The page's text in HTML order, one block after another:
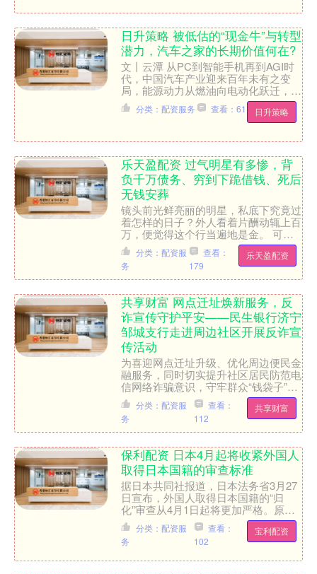
日升策略 被低估的“现金牛”与转型
潜力，汽车之家的长期价值何在?
文丨云潭 从PC到智能手机再到AGI时
代，中国汽车产业迎来百年未有之变
局，能源动力从燃油向电动化跃迁，新
能源车渗透率过半，自主品牌强势崛
起，产销连续多年位居全球....日升策略
分类：配资服务 查看：61
乐天盈配资 过气明星有多惨，背
负千万债务、穷到下跪借钱、死后
无钱安葬
镜头前光鲜亮丽的明星，私底下究竟过
着怎样的日子？外人看着片酬动辄上百
万，便觉得这个行当遍地是金。 可真
实情况是，能站在金字塔顶端的不过寥
寥数人，更多曾被聚光灯眷....乐天盈配资
分类：配资服
务
查看：
179
共享财富 网点迁址焕新服务，反
诈宣传守护平安——民生银行济宁
邹城支行走进周边社区开展反诈宣
传活动
为喜迎网点迁址升级、优化周边便民金
融服务，同时切实提升社区居民防范电
信网络诈骗意识，守牢群众“钱袋子”，
近日，民生银行济宁邹城支行以网点迁
址为契机，组织宣传小队....
共享财富
分类：配资服
务
查看：
112
保利配资 日本4月起将收紧外国人
取得日本国籍的审查标准
据日本共同社报道，日本法务省3月27
日宣布，外国人取得日本国籍的“归
化”审查从4月1日起将更加严格。原本
居住时间“五年以上”的条件在实际运用
上将修改为“原则上十....
宝利配资
分类：配资服
务
查看：
102